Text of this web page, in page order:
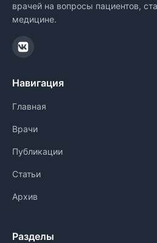
врачей на вопросы пациентов,
медицине.
Навигация
Главная
Врачи
Публикации
Статьи
Архив
Разделы